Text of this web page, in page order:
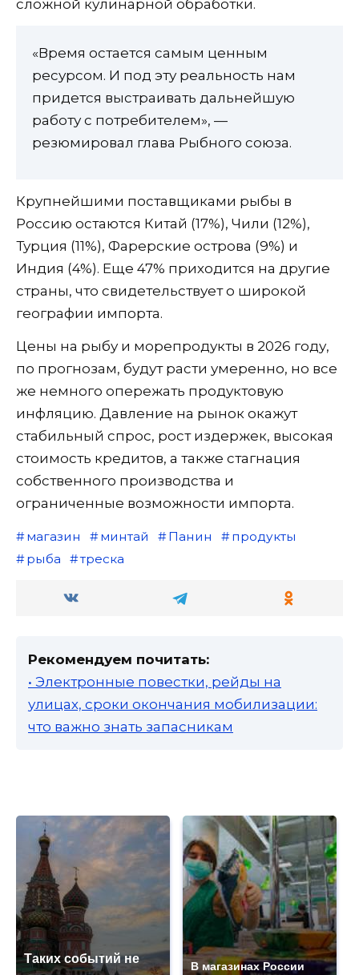
сложной кулинарной обработки.
«Время остается самым ценным
ресурсом. И под эту реальность нам
придется выстраивать дальнейшую
работу с потребителем», —
резюмировал глава Рыбного союза.
Крупнейшими поставщиками рыбы в
Россию остаются Китай (17%), Чили (12%),
Турция (11%), Фарерские острова (9%) и
Индия (4%). Еще 47% приходится на другие
страны, что свидетельствует о широкой
географии импорта.
Цены на рыбу и морепродукты в 2026 году,
по прогнозам, будут расти умеренно, но все
же немного опережать продуктовую
инфляцию. Давление на рынок окажут
стабильный спрос, рост издержек, высокая
стоимость кредитов, а также стагнация
собственного производства и
ограниченные возможности импорта.
магазин минтай Панин
продукты
рыба
треска
Рекомендуем почитать:
• Электронные повестки, рейды на
улицах, сроки окончания мобилизации:
что важно знать запасникам
Таких событий не
В магазинах России